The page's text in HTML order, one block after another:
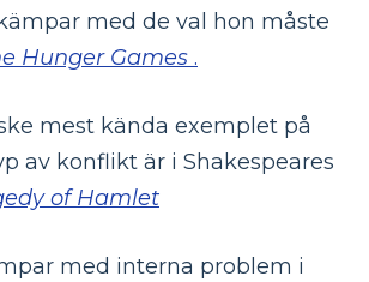
med de val hon måste
Hunger Games .
mest kända exemplet på
av konflikt är i Shakespeares
of Hamlet
med interna problem i